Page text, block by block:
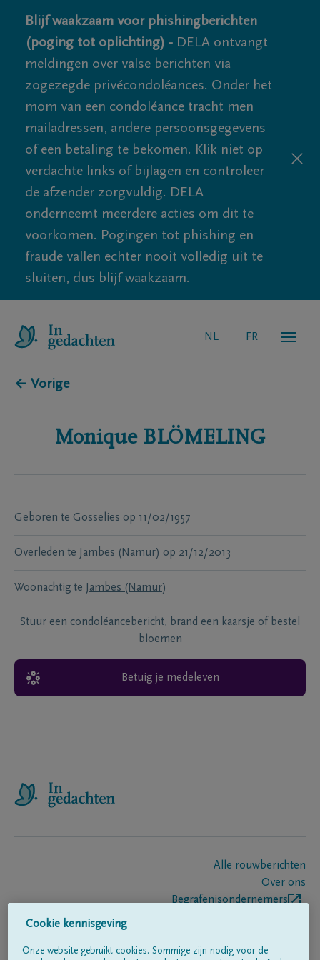
Blijf waakzaam voor phishingberichten
(poging tot oplichting) - DELA ontvangt
meldingen over valse berichten via
zogezegde privécondoléances. Onder het
mom van een condoléance tracht men
mailadressen, andere persoonsgegevens
of een betaling te bekomen. Klik niet op
verdachte links of bijlagen en controleer
de afzender zorgvuldig. DELA
onderneemt meerdere acties om dit te
voorkomen. Pogingen tot phishing en
fraude vallen echter nooit volledig uit te
sluiten, dus blijf waakzaam.
NL FR
← Vorige
Monique BLÖMELING
Geboren te Gosselies op 11/02/1957
Overleden te Jambes (Namur) op 21/12/2013
Woonachtig te Jambes (Namur)
Stuur een condoléancebericht, brand een kaarsje of bestel
bloemen
Betuig je medeleven
Alle rouwberichten
Over ons
Begrafenisondernemers
Cookie kennisgeving
Onze website gebruikt cookies. Sommige zijn nodig voor de